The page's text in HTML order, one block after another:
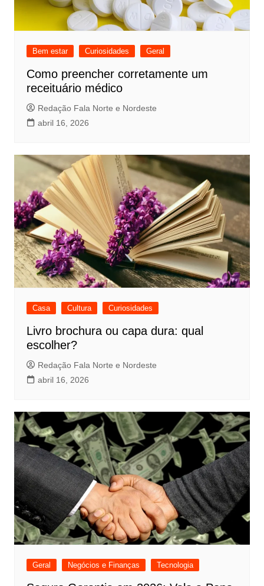
Bem estar Curiosidades Geral
Como preencher corretamente um
receituário médico
Redação Fala Norte e Nordeste
abril 16, 2026
Casa Cultura Curiosidades
Livro brochura ou capa dura: qual
escolher?
Redação Fala Norte e Nordeste
abril 16, 2026
Geral Negócios e Finanças Tecnologia